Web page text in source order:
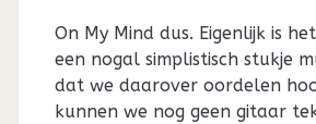
On My Mind dus. Eigenlijk is
een nogal simplistisch stukje
dat we daarover oordelen
kunnen we nog geen gitaar